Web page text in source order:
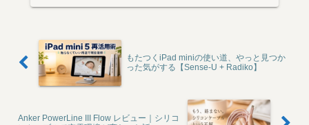
もたつくiPad miniの使い道、やっと見つか
った気がする【Sense-U + Radiko】
Anker PowerLine III Flow レビュー｜シリコ